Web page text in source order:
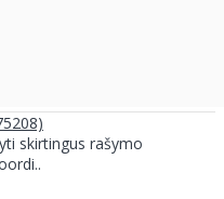
skirtingus rašymo